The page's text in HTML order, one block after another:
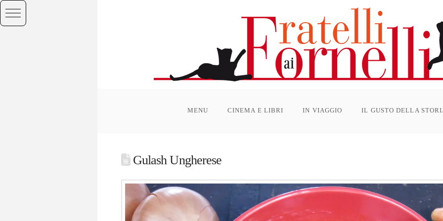
MENU CINEMA E LIBRI IN VIAGGIO IL GUSTO DELLA
Gulash Ungherese